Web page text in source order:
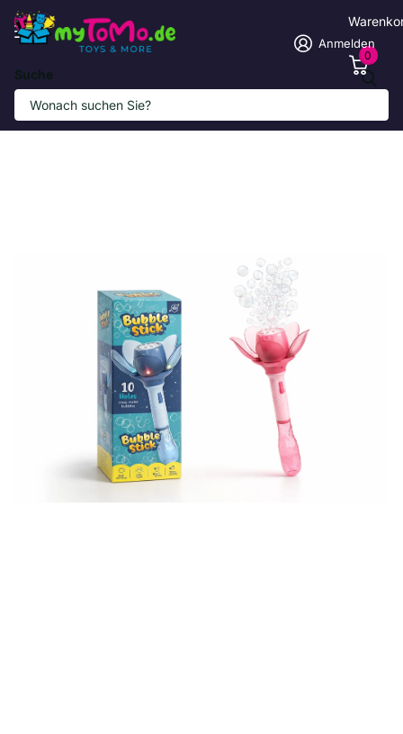
Suche
Anmelden
0
Leuchtender Bubble Stick mit 10 Löchern
Anbieter BUBBLEMAGIE